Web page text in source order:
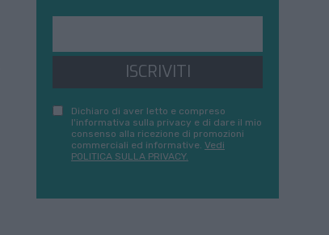
ISCRIVITI
Dichiaro di aver letto e compreso
l'informativa sulla privacy e di dare il mio
consenso alla ricezione di promozioni
commerciali ed informative. Vedi
POLITICA SULLA PRIVACY.